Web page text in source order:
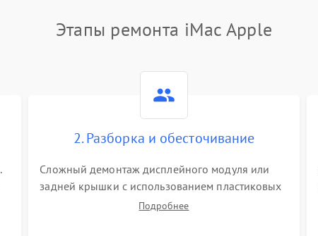
Этапы ремонта iMac Apple
2. Разборка и обесточивание
Сложный демонтаж дисплейного модуля или
задней крышки с использованием пластиковых
лопаток. Обязательное отключение шлейфов
Подробнее